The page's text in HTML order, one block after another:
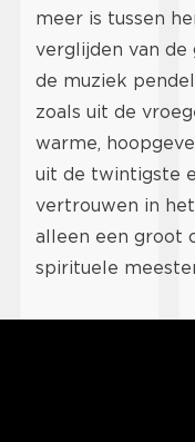
meer is tussen
verglijden van de
de muziek
zoals uit de
warme,
uit de twintigste
vertrouwen in
alleen een groot
spirituele